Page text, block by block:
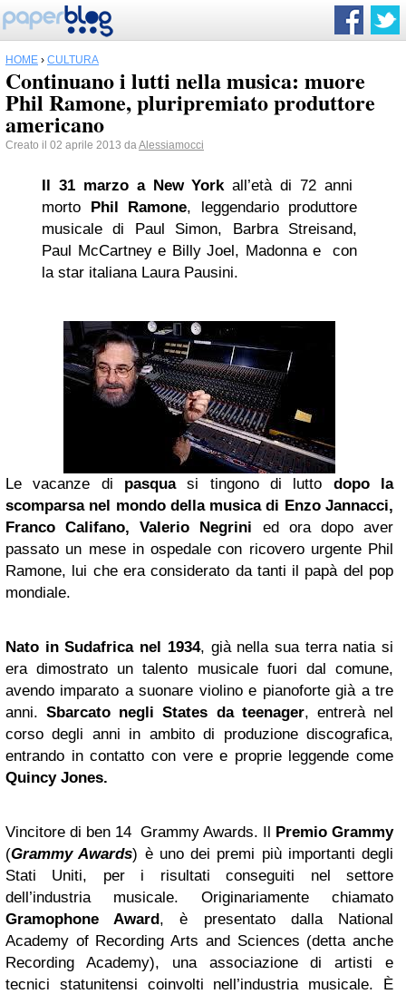
HOME › CULTURA
Continuano i lutti nella musica: muore
Phil Ramone, pluripremiato produttore
americano
Creato il 02 aprile 2013 daAlessiamocci
Il 31 marzo a New Yorkall’età di 72 anni
morto Phil Ramone, leggendario produttore
musicale di Paul Simon, Barbra Streisand,
Paul McCartney e Billy Joel, Madonna e con
la star italiana Laura Pausini.
Le vacanze di pasquasi tingono di lutto dopo la
scomparsa nel mondo della musica di Enzo Jannacci,
Franco Califano, Valerio Negrini ed ora dopo aver
passato un mese in ospedale con ricovero urgente Phil
Ramone, lui che era considerato da tanti il papà del pop
mondiale.
Nato in Sudafrica nel 1934, già nella sua terra natia si
era dimostrato un talento musicale fuori dal comune,
avendo imparato a suonare violino e pianoforte già a tre
anni.Sbarcato negli States da teenager, entrerà nel
corso degli anni in ambito di produzione discografica,
entrando in contatto con vere e proprie leggende come
Quincy Jones.
Vincitore di ben 14 Grammy Awards. Il Premio Grammy
(Grammy Awards) è uno dei premi più importanti degli
Stati Uniti, per i risultati conseguiti nel settore
dell’industria musicale. Originariamente chiamato
Gramophone Award, è presentato dalla National
Academy of Recording Arts and Sciences (detta anche
Recording Academy), una associazione di artisti e
tecnici statunitensi coinvolti nell’industria musicale. È